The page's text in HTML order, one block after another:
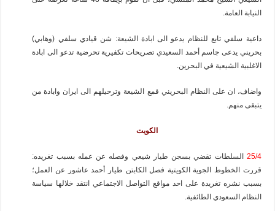
النيابة العامة.
داعية سلفي تابع للنظام يدعو الى ابادة الشيعة: شن قيادي سلفي (وهابي)
بحريني يدعى جاسم أحمد السعيدي تصريحات تكفيرية تحرضية تدعو الى ابادة
الاغلبية الشيعية في البحرين.
واضاف، ان على النظام البحريني قمع الشيعة وترحيلهم الى ايران وابادة من
يتبقى منهم.
الكويت
25/4 السلطات تقضي بسجن طيار شيعي وفصله عن عمله بسبب تغريده:
قررت الخطوط الجوية الكويتية فصل الكابتن طيار أحمد عاشور عن العمل؛
بسبب نشره تغريدة على احد مواقع التواصل الاجتماعي انتقد خلالها سياسة
النظام السعودي الطائفية.